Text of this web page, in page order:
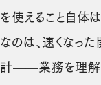
を使えること自体
なのは、速くなっ
計——業務を理解し